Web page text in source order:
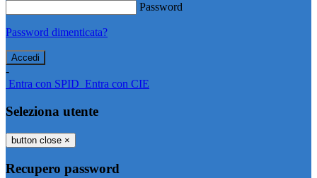
Password
Password dimenticata?
-
Entra con SPID Entra con CIE
Seleziona utente
button close ×
Recupero password